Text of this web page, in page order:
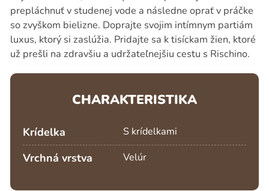
prepláchnuť v studenej vode a následne oprať v práčke
so zvyškom bielizne. Doprajte svojim intímnym partiám
luxus, ktorý si zaslúžia. Pridajte sa k tisíckam žien, ktoré
už prešli na zdravšiu a udržateľnejšiu cestu s Rischino.
CHARAKTERISTIKA
Krídelka S krídelkami
Vrchná vrstva Velúr